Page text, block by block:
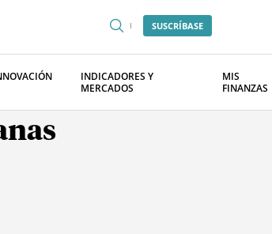
SUSCRÍBASE
INDICADORES Y
MERCADOS
MIS
FINANZAS